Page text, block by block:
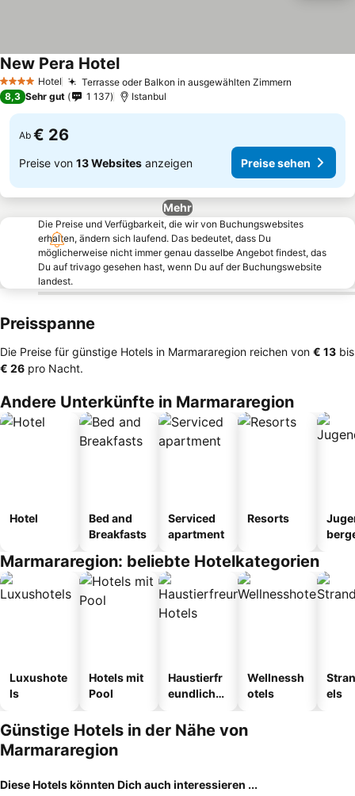
4 Sterne Hotel Terrasse oder Balkon in ausgewählten Zimmern
New Pera Hotel
8,3 Sehr gut 1 137 Istanbul
Ab € 26
Preise von 13 Websites anzeigen Preise sehen
Mehr
Die Preise und Verfügbarkeit, die wir von Buchungswebsites
erhalten, ändern sich laufend. Das bedeutet, dass Du
möglicherweise nicht immer genau dasselbe Angebot findest, das
Du auf trivago gesehen hast, wenn Du auf der Buchungswebsite
landest.
Preisspanne
Die Preise für günstige Hotels in Marmararegion reichen von ‎€ 13 bis
‎€ 26 pro Nacht.
Andere Unterkünfte in Marmararegion
Hotel
Bed and
Breakfasts
Serviced
apartment
Resorts
Marmararegion: beliebte Hotelkategorien
Luxushote
ls
Hotels mit
Pool
Haustierfr
eundliche
Wellnessh
otels
els
Günstige Hotels in der Nähe von
Marmararegion
Diese Hotels könnten Dich auch interessieren ...